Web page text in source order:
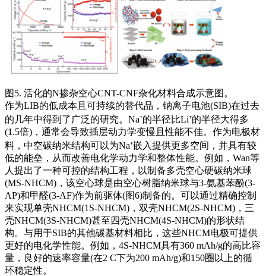
图5. 活化的N掺杂空心CNT-CNF杂化材料合成示意图。
作为LIB的低成本且可持续的替代品，钠离子电池(SIB)在过去
的几年中得到了广泛的研究。Na⁺的半径比Li⁺的半径大得多
(1.5倍)，通常会导致插层动力学变慢且性能不佳。作为电极材
料，中空碳纳米结构可以为Na⁺嵌入提供更多空间，并具有较
低的能垒，从而改善电化学动力学和整体性能。例如，Wan等
人提出了一种可控的结构工程，以制备多壳空心硬碳纳米球
(MS-NHCM)，该空心球是由空心树脂纳米球与3-氨基苯酚(3-
AP)和甲醛(3-AF)作为前驱体(图6)制备的。可以通过精确控制
来实现单壳NHCM(1S-NHCM)，双壳NHCM(2S-NHCM)，三
壳NHCM(3S-NHCM)甚至四壳NHCM(4S-NHCM)的形状结
构。与用于SIB的其他碳基材料相比，这些NHCM电极可提供
更好的电化学性能。例如，4S-NHCM具有360 mAh/g的高比容
量，良好的速率容量(在2 C下为200 mAh/g)和150圈以上的循
环稳定性。